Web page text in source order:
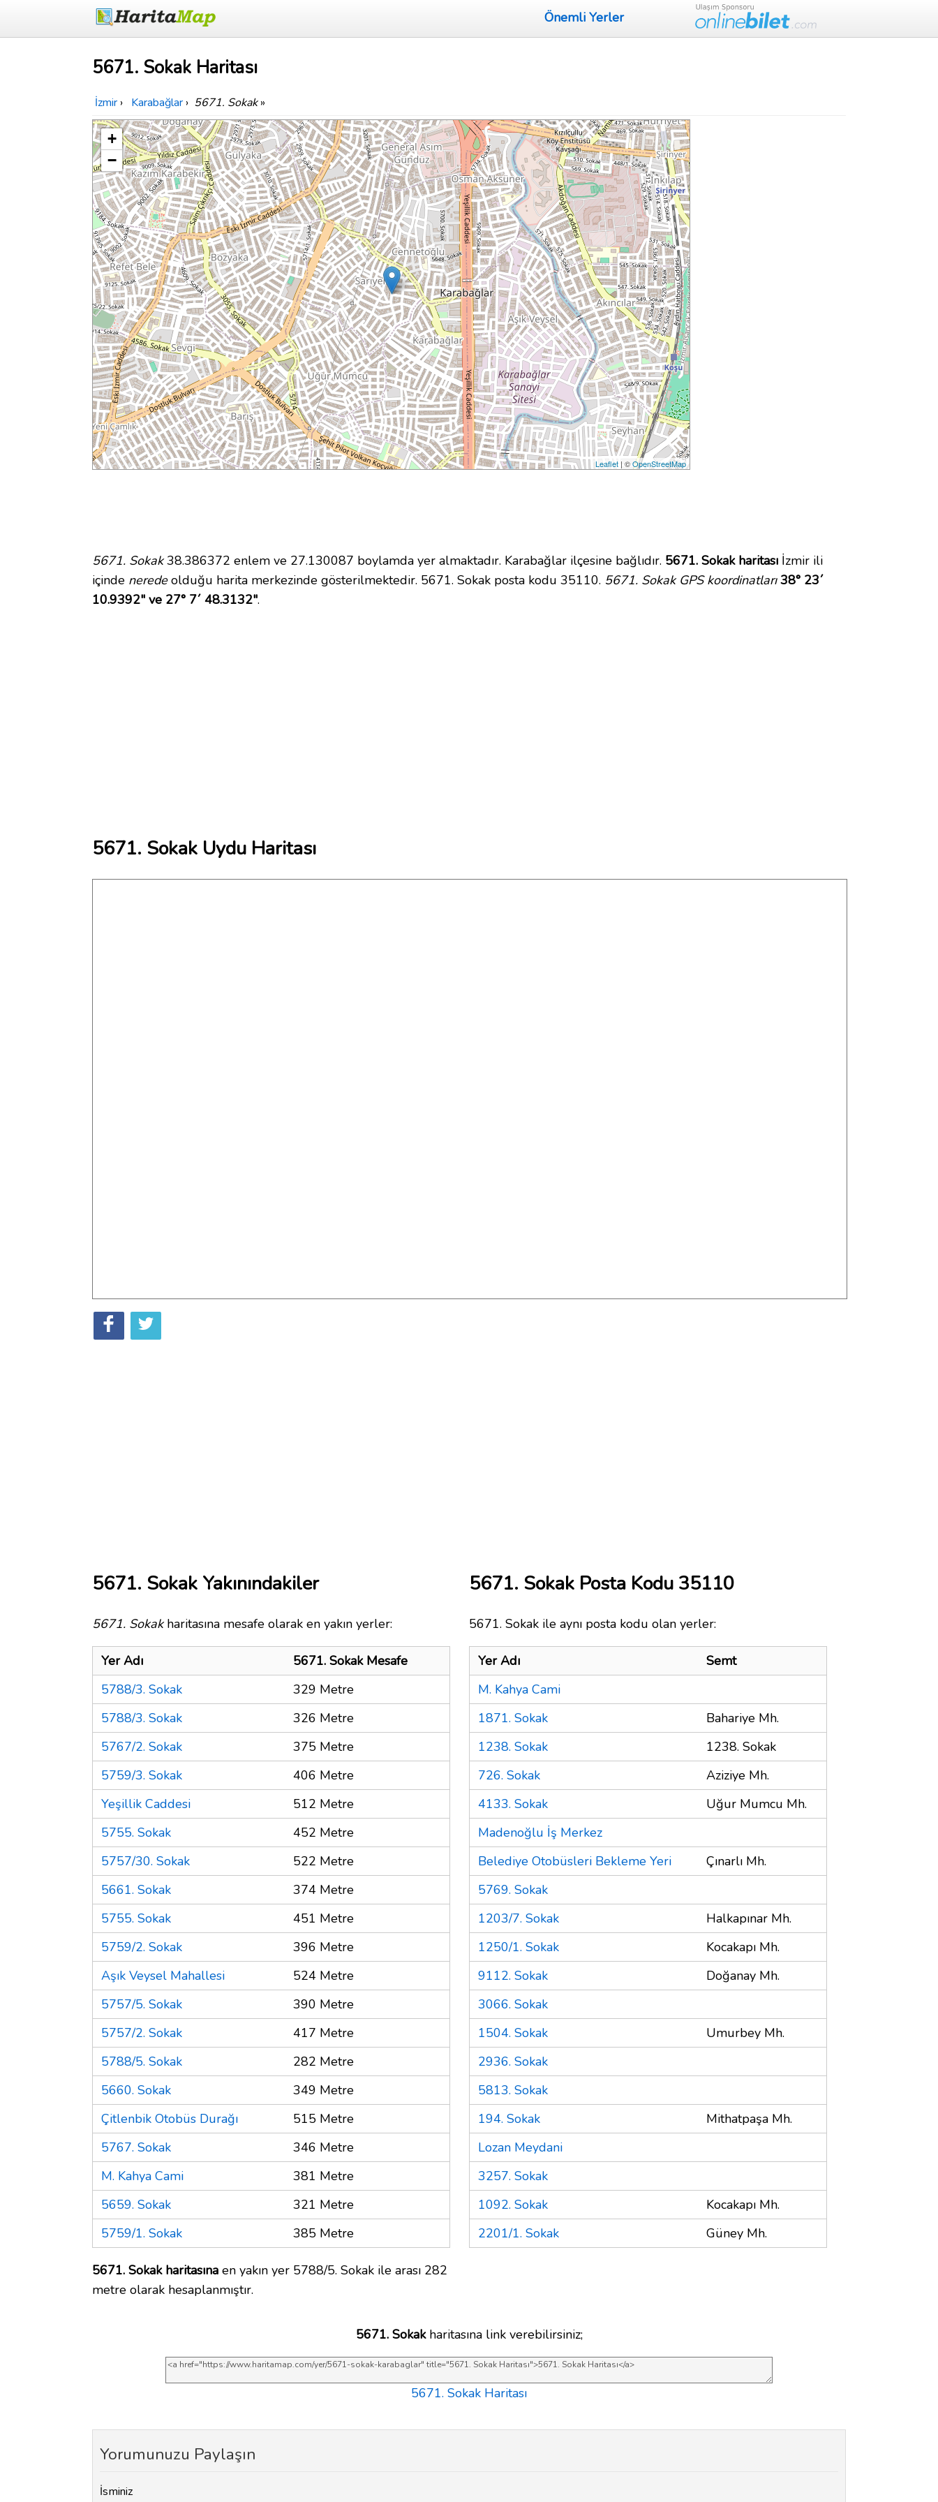
Önemli Yerler
5671. Sokak Haritası
İzmir › Karabağlar › 5671. Sokak»
+
−
Leaflet | ©OpenStreetMap
5671. Sokak38.386372 enlem ve 27.130087 boylamda yer almaktadır. Karabağlar ilçesine bağlıdır. 5671. Sokak haritası İzmir ili
içinde neredeolduğu harita merkezinde gösterilmektedir. 5671. Sokak posta kodu 35110. 5671. Sokak GPS koordinatları 38° 23´
10.9392" ve 27° 7´ 48.3132".
5671. Sokak Uydu Haritası
5671. Sokak Yakınındakiler
5671. Sokakharitasına mesafe olarak en yakın yerler:
Yer Adı
5671. Sokak Mesafe
5788/3. Sokak
329 Metre
5788/3. Sokak
326 Metre
5767/2. Sokak
375 Metre
5759/3. Sokak
406 Metre
Yeşillik Caddesi
512 Metre
5755. Sokak
452 Metre
5757/30. Sokak
522 Metre
5661. Sokak
374 Metre
5755. Sokak
451 Metre
5759/2. Sokak
396 Metre
Aşık Veysel Mahallesi
524 Metre
5757/5. Sokak
390 Metre
5757/2. Sokak
417 Metre
5788/5. Sokak
282 Metre
5660. Sokak
349 Metre
Çitlenbik Otobüs Durağı
515 Metre
5767. Sokak
346 Metre
M. Kahya Cami
381 Metre
5659. Sokak
321 Metre
5759/1. Sokak
385 Metre
5671. Sokak haritasına en yakın yer 5788/5. Sokak ile arası 282
metre olarak hesaplanmıştır.
5671. Sokak Posta Kodu 35110
5671. Sokak ile aynı posta kodu olan yerler:
Yer Adı
Semt
M. Kahya Cami
1871. Sokak
Bahariye Mh.
1238. Sokak
1238. Sokak
726. Sokak
Aziziye Mh.
4133. Sokak
Uğur Mumcu Mh.
Madenoğlu İş Merkez
Belediye Otobüsleri Bekleme Yeri
Çınarlı Mh.
5769. Sokak
1203/7. Sokak
Halkapınar Mh.
1250/1. Sokak
Kocakapı Mh.
9112. Sokak
Doğanay Mh.
3066. Sokak
1504. Sokak
Umurbey Mh.
2936. Sokak
5813. Sokak
194. Sokak
Mithatpaşa Mh.
Lozan Meydani
3257. Sokak
1092. Sokak
Kocakapı Mh.
2201/1. Sokak
Güney Mh.
5671. Sokakharitasına link verebilirsiniz;
5671. Sokak Haritası
Yorumunuzu Paylaşın
İsminiz